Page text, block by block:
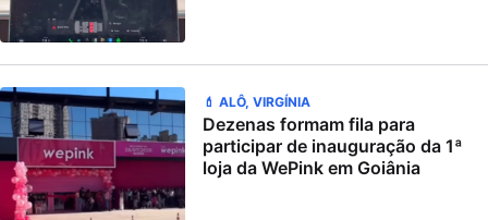
💄 ALÔ, VIRGÍNIA
Dezenas formam fila para
participar de inauguração da 1ª
loja da WePink em Goiânia